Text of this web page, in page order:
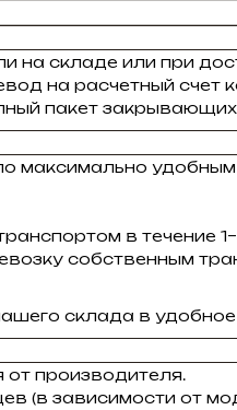
на складе или при
на расчетный счет
пакет
максимально
в течение
собственным
склада в
производителя.
(в зависимости от